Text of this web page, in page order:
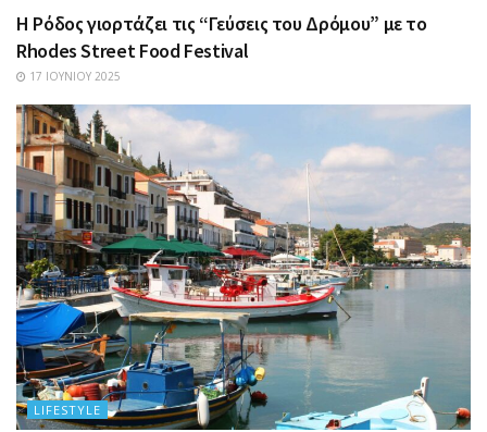
Η Ρόδος γιορτάζει τις “Γεύσεις του Δρόμου” με το
Rhodes Street Food Festival
17 ΙΟΥΝΊΟΥ 2025
LIFESTYLE